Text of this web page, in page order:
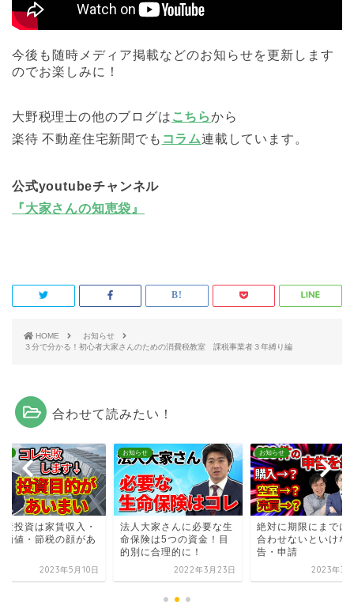
今後も随時メディア掲載などのお知らせを更新します
のでお楽しみに！
大野税理士の他のブログは こちらから
楽待 不動産住宅新聞でも コラム連載しています。
公式youtubeチャンネル
『大家さんの知恵袋』
HOME
お知らせ
３分で分かる！初心者大家さんのための消費税教室 課税事業者３年縛り編
合わせて読みたい！
産投資は家賃収入・
価値・節税の顔があ
2023年5月10日
お知らせ
法人大家さんに必要な生
命保険は5つの資金！目
的別に合理的に！
2022年3月23日
お知らせ
絶対に期限にまでに
合わせないといけな
告・申請
2023年3